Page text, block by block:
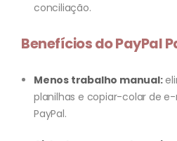
conciliação.
Benefícios do PayPal
Menos trabalho manual:
planilhas e copiar-colar de
PayPal.